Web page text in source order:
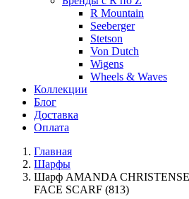
R Mountain
Seeberger
Stetson
Von Dutch
Wigens
Wheels & Waves
Коллекции
Блог
Доставка
Оплата
Главная
Шарфы
Шарф AMANDA
FACE SCARF (813)